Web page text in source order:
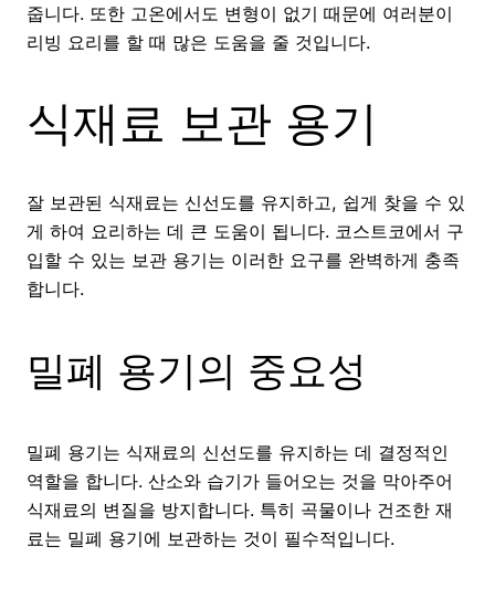
줍니다. 또한 고온에서도 변형이 없기 때문에 여러분이
리빙 요리를 할 때 많은 도움을 줄 것입니다.
식재료 보관 용기
잘 보관된 식재료는 신선도를 유지하고, 쉽게 찾을 수 있
게 하여 요리하는 데 큰 도움이 됩니다. 코스트코에서 구
입할 수 있는 보관 용기는 이러한 요구를 완벽하게 충족
합니다.
밀폐 용기의 중요성
밀폐 용기는 식재료의 신선도를 유지하는 데 결정적인
역할을 합니다. 산소와 습기가 들어오는 것을 막아주어
식재료의 변질을 방지합니다. 특히 곡물이나 건조한 재
료는 밀폐 용기에 보관하는 것이 필수적입니다.